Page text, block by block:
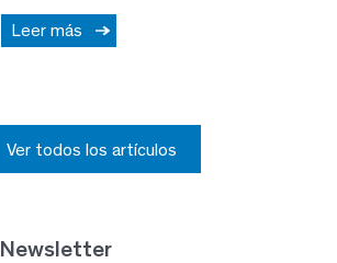
Leer más
Ver todos los artículos
Newsletter